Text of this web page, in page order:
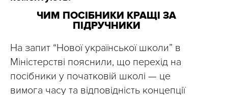
ЧИМ ПОСІБНИКИ КРАЩІ ЗА
ПІДРУЧНИКИ
На запит “Нової української школи” в
Міністерстві пояснили, що перехід на
посібники у початковій школі — це
вимога часу та відповідність концепції